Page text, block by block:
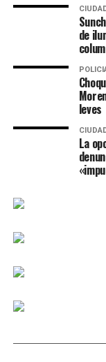
de
leves
La